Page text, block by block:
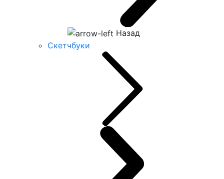
Назад
Скетчбуки